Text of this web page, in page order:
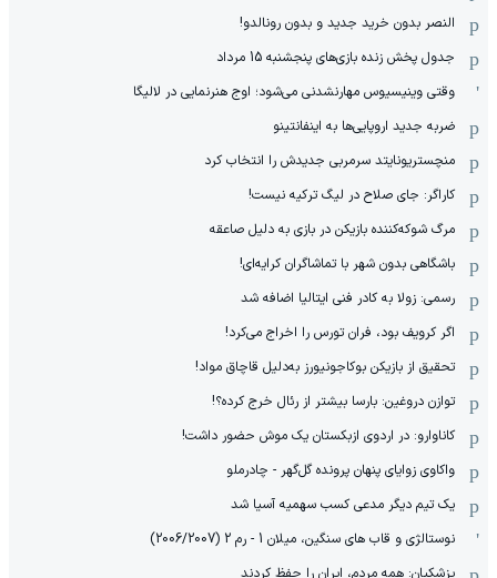
النصر بدون خرید جدید و بدون رونالدو!
جدول پخش زنده بازی‌های پنجشنبه 15 مرداد
وقتی وینیسیوس مهارنشدنی می‌شود؛ اوج هنرنمایی در لالیگا
ضربه جدید اروپایی‌ها به اینفانتینو
منچستریونایتد سرمربی جدیدش را انتخاب کرد
کاراگر: جای صلاح در لیگ ترکیه نیست!
مرگ شوکه‌کننده بازیکن در بازی به دلیل صاعقه
باشگاهی بدون شهر با تماشاگران کرایه‌ای!
رسمی: زولا به کادر فنی ایتالیا اضافه شد
اگر کرویف بود، فران تورس را اخراج می‌کرد!
تحقیق از بازیکن بوکاجونیورز به‌دلیل قاچاق مواد!
توازن دروغین: بارسا بیشتر از رئال خرج کرده؟!
کاناوارو: در اردوی ازبکستان یک موش حضور داشت!
واکاوی زوایای پنهان پرونده گل‌گهر - چادرملو
یک تیم دیگر مدعی کسب سهمیه آسیا شد
نوستالژی و قاب های سنگین، میلان 1 - رم 2 (2006/2007)
پزشکیان: همه مردم، ایران را حفظ کردند